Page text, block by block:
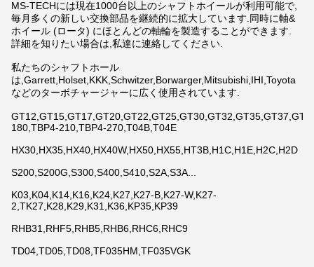
MS-TECHには現在1000台以上のシャフトホイールが利用可能で,
毎月多くの新しい交換部品を継続的に拡大しています.同時に軸&
ホイール (ロータ) にほとんどの軸輪を製造することができます.
詳細を知りたい場合は,私達に連絡してください.
私たちのシャフトホール
は,Garrett,Holset,KKK,Schwitzer,Borwarger,Mitsubishi,IHI,Toyota
などのターボチャージャーに広く使用されています.
180,TBP4-210,TBP4-270,T04B,T04E
HX30,HX35,HX40,HX40W,HX50,HX55,HT3B,H1C,H1E,H2C,H2D
S200,S200G,S300,S400,S410,S2A,S3A...
K03,K04,K14,K16,K24,K27,K27-B,K27-W,K27-
2,TK27,K28,K29,K31,K36,KP35,KP39
RHB31,RHF5,RHB5,RHB6,RHC6,RHC9
TD04,TD05,TD08,TF035HM,TF035VGK